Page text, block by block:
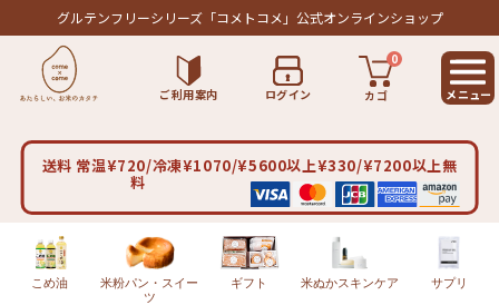
グルテンフリーシリーズ「コメトコメ」公式オンラインショップ
ご利用案内 ログイン カゴ
0
送料 常温¥720/冷凍¥1070/¥5600以上¥330/¥7200以上無
料
こめ油
米粉パン・スイー
ツ
ギフト 米ぬかスキンケア サプリ